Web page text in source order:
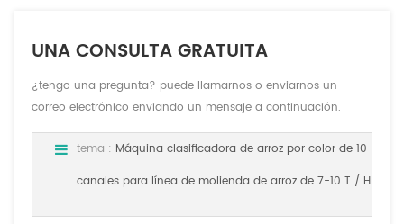
UNA CONSULTA GRATUITA
¿tengo una pregunta? puede llamarnos o enviarnos un
correo electrónico enviando un mensaje a continuación.
tema : Máquina clasificadora de arroz por color de 10
canales para línea de molienda de arroz de 7-10 T / H